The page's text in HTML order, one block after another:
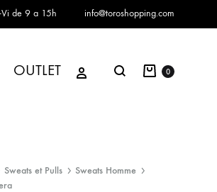
Vi de 9 a 15h info@toroshopping.com
OUTLET Se connecter
Chercher Panier
0
Sweats et Pulls
Sweats Homme